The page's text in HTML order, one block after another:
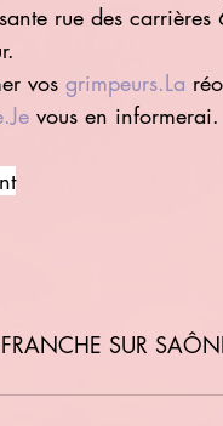
rue des
vos grimpeurs.La
vous en informerai.
SUR